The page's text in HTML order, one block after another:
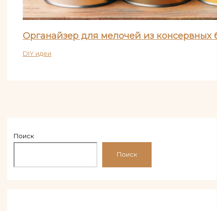
Поиск
Поиск
Органайзер для мелочей из консервных
DIY идеи